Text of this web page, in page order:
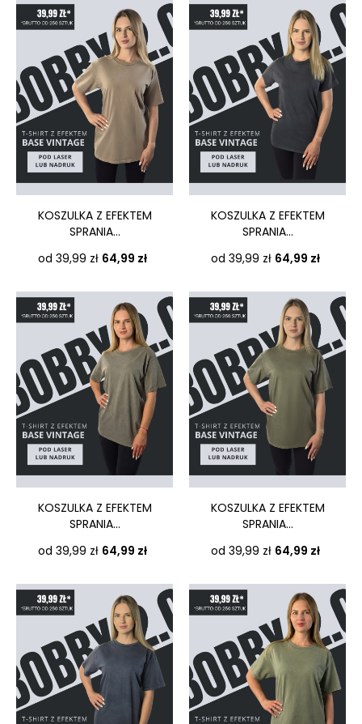
KOSZULKA Z EFEKTEM
SPRANIA...
od 39,99 zł Cena
64,99 zł
KOSZULKA Z EFEKTEM
SPRANIA...
od 39,99 zł Cena
64,99 zł
KOSZULKA Z EFEKTEM
SPRANIA...
od 39,99 zł Cena
64,99 zł
KOSZULKA Z EFEKTEM
SPRANIA...
od 39,99 zł Cena
64,99 zł